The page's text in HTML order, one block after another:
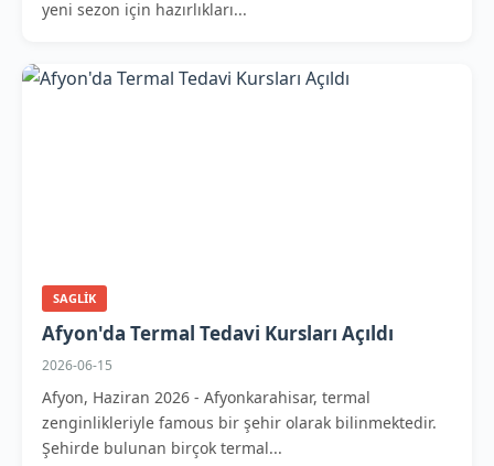
yeni sezon için hazırlıkları...
SAGLIK
Afyon'da Termal Tedavi Kursları Açıldı
2026-06-15
Afyon, Haziran 2026 - Afyonkarahisar, termal
zenginlikleriyle famous bir şehir olarak bilinmektedir.
Şehirde bulunan birçok termal...